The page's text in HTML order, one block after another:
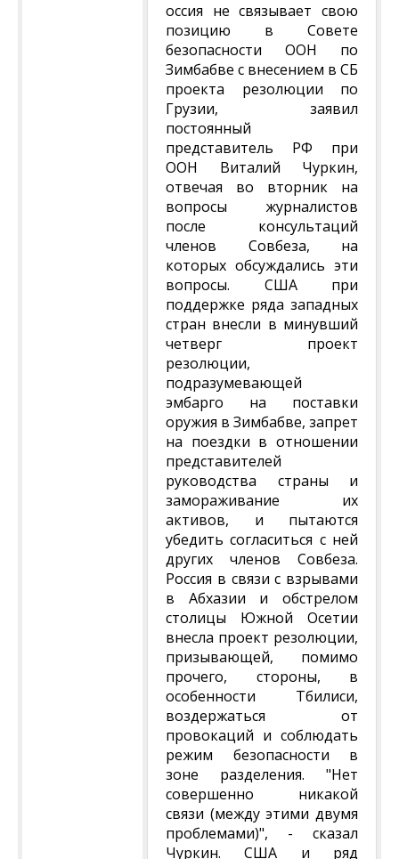
оссия не связывает свою
позицию в Совете
безопасности ООН по
Зимбабве с внесением в СБ
проекта резолюции по
Грузии, заявил
постоянный
представитель РФ при
ООН Виталий Чуркин,
отвечая во вторник на
вопросы журналистов
после консультаций
членов Совбеза, на
которых обсуждались эти
вопросы. США при
поддержке ряда западных
стран внесли в минувший
четверг проект
резолюции,
подразумевающей
эмбарго на поставки
оружия в Зимбабве, запрет
на поездки в отношении
представителей
руководства страны и
замораживание их
активов, и пытаются
убедить согласиться с ней
других членов Совбеза.
Россия в связи с взрывами
в Абхазии и обстрелом
столицы Южной Осетии
внесла проект резолюции,
призывающей, помимо
прочего, стороны, в
особенности Тбилиси,
воздержаться от
провокаций и соблюдать
режим безопасности в
зоне разделения. "Нет
совершенно никакой
связи (между этими двумя
проблемами)", - сказал
Чуркин. США и ряд